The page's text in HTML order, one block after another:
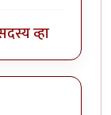
व्हा